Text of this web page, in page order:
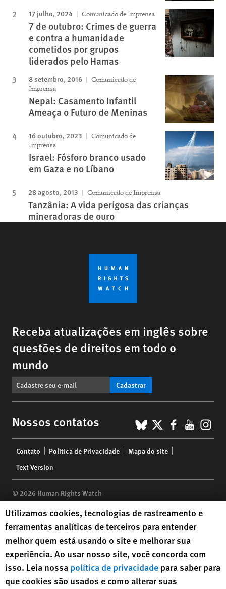
17 julho, 2024 Comunicado de Imprensa
7 de outubro: Crimes de guerra
e contra a humanidade
cometidos por grupos
liderados pelo Hamas
8 setembro, 2016
Comunicado de
Imprensa
Nepal: Casamento Infantil
Ameaça o Futuro de Meninas
16 outubro, 2023
Comunicado de
Imprensa
Israel: Fósforo branco usado
em Gaza e no Líbano
28 agosto, 2013 Comunicado de Imprensa
Tanzânia: A vida perigosa das crianças
mineradoras de ouro
Receba atualizações em inglês sobre
questões de direitos em todo o
mundo
Cadastrar
Nossos contatos BlueSky
X
menu
Contato Política de Privacidade
Mapa do site
Text Version
© 2026 Human Rights Watch
Human Rights Watch| 350 Fifth Avenue, 34th Floor | New York,
10118-3299USA|t1.212.290.4700
Human Rights Watch is a 501(C)(3) nonprofit registered in the US
under EIN: 13-2875808
Human Rights Watch cookie preferences
Utilizamos cookies, tecnologias de rastreamento e
ferramentas analíticas de terceiros para entender
melhor quem está usando o site e melhorar sua
experiência. Ao usar nosso site, você concorda com
isso. Leia nossa política de privacidade para saber para
que cookies são usados e como alterar suas